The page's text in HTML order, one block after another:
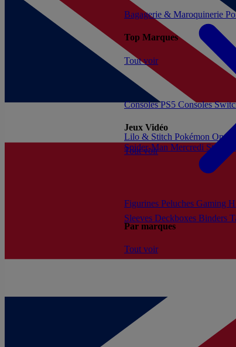
Figurines Peluches Gaming
Par marques
Tout voir
Consoles PS5 Consoles
Jeux Vidéo
Tout voir
Bagagerie & Maroquinerie
Top Marques
Tout voir
Sleeves Deckboxes Binders
Lilo & Stitch Pokémon One
Spider-Man Mercredi